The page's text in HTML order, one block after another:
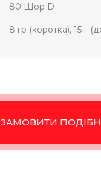
80 Шор D
8 гр (коротка), 15 г
ЗАМОВИТИ